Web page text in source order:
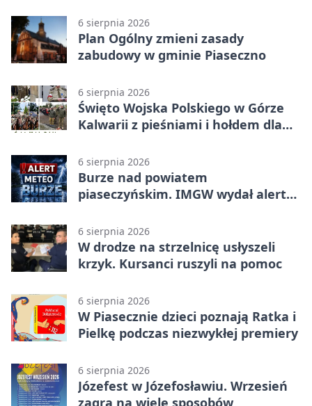
6 sierpnia 2026
Plan Ogólny zmieni zasady
zabudowy w gminie Piaseczno
6 sierpnia 2026
Święto Wojska Polskiego w Górze
Kalwarii z pieśniami i hołdem dla
6 sierpnia 2026
Burze nad powiatem
piaseczyńskim. IMGW wydał alert
6 sierpnia 2026
W drodze na strzelnicę usłyszeli
krzyk. Kursanci ruszyli na pomoc
6 sierpnia 2026
W Piasecznie dzieci poznają Ratka i
Pielkę podczas niezwykłej premiery
6 sierpnia 2026
Józefest w Józefosławiu. Wrzesień
zagra na wiele sposobów